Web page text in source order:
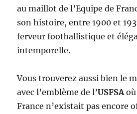
au maillot de l’Equipe de
son histoire, entre 1900 et
ferveur footballistique et
intemporelle.
Vous trouverez aussi bien le
avec l’emblème de l’USFSA
France n’existait pas encore